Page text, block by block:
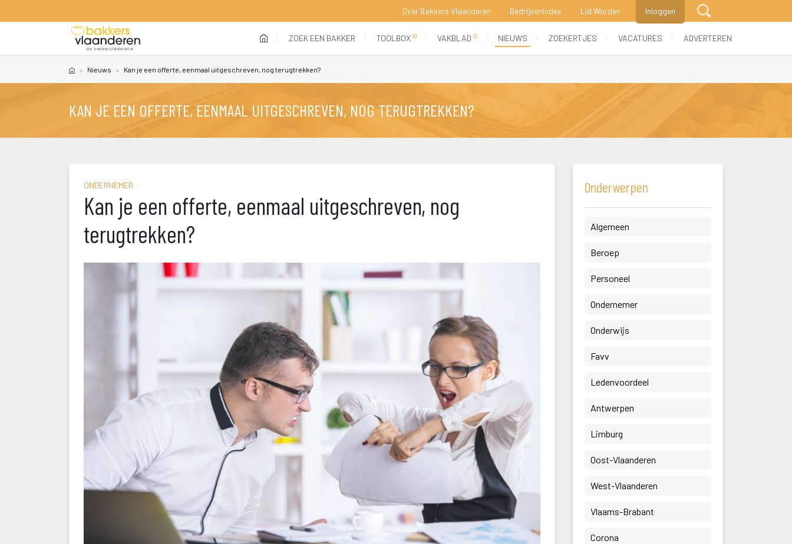
Over Bakkers Vlaanderen Bedrijvenindex Lid Worden Inloggen
(current)ZOEK EEN BAKKER TOOLBOX VAKBLAD NIEUWS ZOEKERTJES VACATURES ADVERTEREN
Nieuw Kan je een offerte, eenmaal uitgeschreven, nog terugtrekken?
KAN JE EEN OFFERTE, EENMAAL UITGESCHREVEN, NOG TERUGTREKKEN?
ONDERNEMER
Kan je een offerte, eenmaal uitgeschreven, nog
terugtrekken?
Onderwerpen
Algemeen
Beroep
Personeel
Ondernemer
Onderwijs
Favv
Ledenvoordeel
Antwerpen
Limburg
Oost-Vlaanderen
West-Vlaanderen
Vlaams-Brabant
Corona